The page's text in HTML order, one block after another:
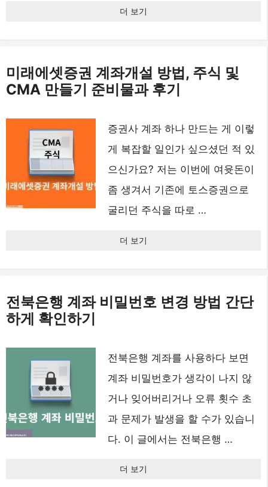
더 보기
미래에셋증권 계좌개설 방법, 주식 및
CMA 만들기 준비물과 후기
증권사 계좌 하나 만드는 게 이렇
게 복잡할 일인가 싶으셨던 적 있
으신가요? 저는 이번에 여윳돈이
좀 생겨서 기존에 토스증권으로
굴리던 주식을 따로 …
더 보기
전북은행 계좌 비밀번호 변경 방법 간단
하게 확인하기
전북은행 계좌를 사용하다 보면
계좌 비밀번호가 생각이 나지 않
거나 잊어버리거나 오류 횟수 초
과 문제가 발생을 할 수가 있습니
다. 이 글에서는 전북은행 …
더 보기